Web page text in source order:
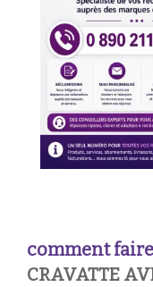
comment
CRAVATTE